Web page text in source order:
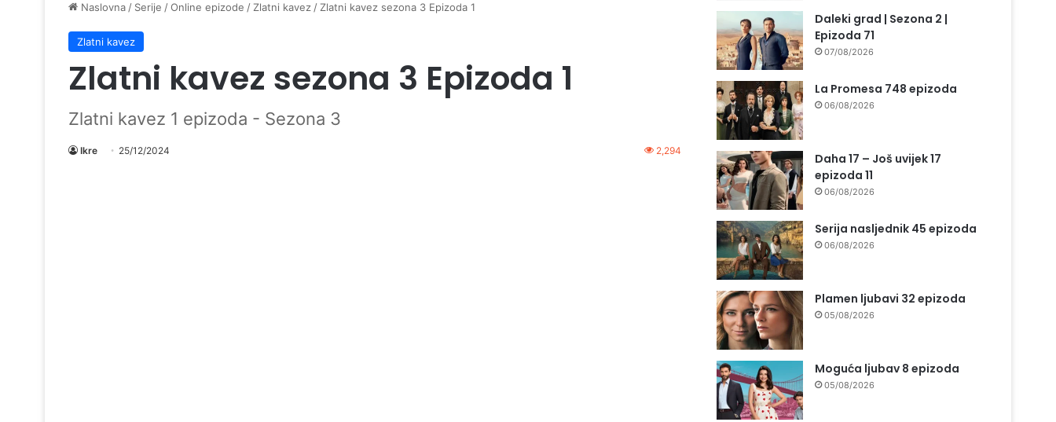
Naslovna / Serije /Online epizode / Zlatni kavez / Zlatni kavez sezona 3 Epizoda 1
Zlatni kavez
Zlatni kavez sezona 3 Epizoda 1
Zlatni kavez 1 epizoda - Sezona 3
Ikre 25/12/2024 2,294
Daleki grad | Sezona 2 |
Epizoda 71
07/08/2026
La Promesa 748 epizoda
06/08/2026
Daha 17 – Još uvijek 17
epizoda 11
06/08/2026
Serija nasljednik 45 epizoda
06/08/2026
Plamen ljubavi 32 epizoda
05/08/2026
Moguća ljubav 8 epizoda
05/08/2026